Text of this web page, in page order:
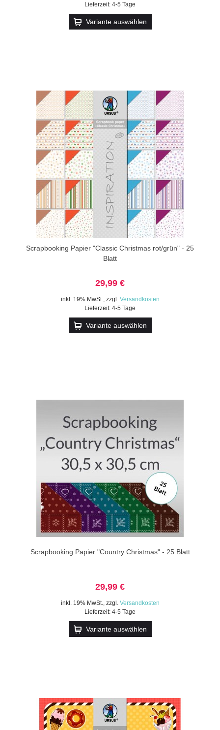
Lieferzeit: 4-5 Tage
Variante auswählen
Scrapbooking Papier "Classic Christmas rot/grün" - 25
Blatt
29,99 €
inkl. 19% MwSt., zzgl. Versandkosten
Lieferzeit: 4-5 Tage
Variante auswählen
Scrapbooking Papier "Country Christmas" - 25 Blatt
29,99 €
inkl. 19% MwSt., zzgl. Versandkosten
Lieferzeit: 4-5 Tage
Variante auswählen